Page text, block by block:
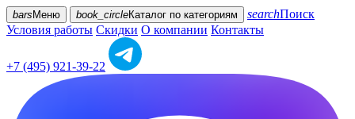
bars Меню book_circleКаталог по категориям searchПоиск
Условия работы Скидки О компании Контакты
+7 (495) 921-39-22